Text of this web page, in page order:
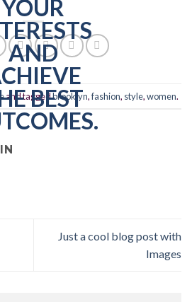
and taggedbrooklyn,fashion, style,women.
Just a cool blog post with
Images